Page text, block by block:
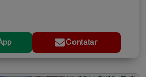
Contatar